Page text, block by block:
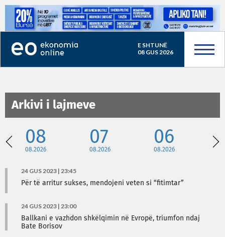
E SHTUNË
08 GUS 2026
Arkivi i lajmeve
08
08.2026
07
08.2026
06
08.2026
24 GUS 2023 | 23:45
Për të arritur sukses, mendojeni veten si “fitimtar”
24 GUS 2023 | 23:00
Ballkani e vazhdon shkëlqimin në Evropë, triumfon ndaj
Bate Borisov